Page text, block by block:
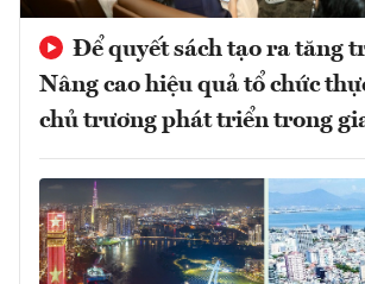
Để quyết sách tạo ra tăng
Nâng cao hiệu quả tổ chức
chủ trương phát triển trong